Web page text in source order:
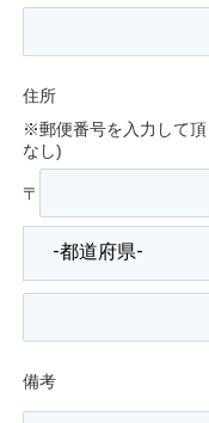
住所
※郵便番号を入力して
なし)
〒
備考